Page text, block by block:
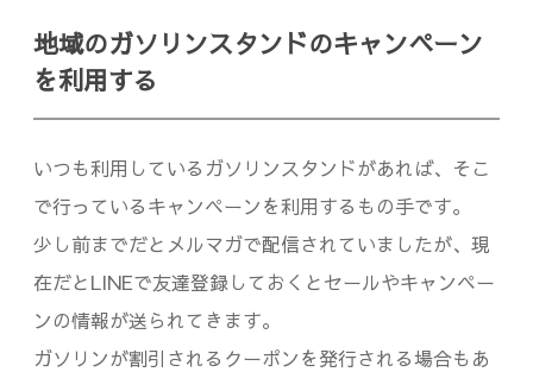
地域のガソリンスタンドのキャンペーン
を利用する
いつも利用しているガソリンスタンドがあれば、そこ
で行っているキャンペーンを利用するもの手です。
少し前までだとメルマガで配信されていましたが、現
在だとLINEで友達登録しておくとセールやキャンペー
ンの情報が送られてきます。
ガソリンが割引されるクーポンを発行される場合もあ